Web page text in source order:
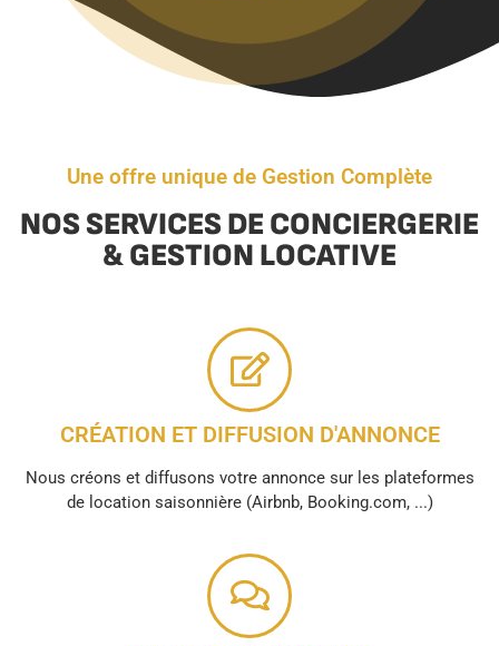
Une offre unique de Gestion Complète
NOS SERVICES DE CONCIERGERIE
& GESTION LOCATIVE
CRÉATION ET DIFFUSION D'ANNONCE
Nous créons et diffusons votre annonce sur les plateformes
de location saisonnière (Airbnb, Booking.com, ...)